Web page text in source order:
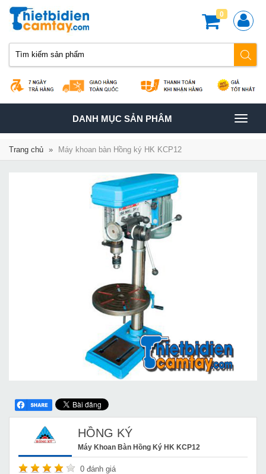
0
TOGGLE
NAVIGATION
DANH MỤC SẢN PHÂM
Trang chủ » Máy khoan bàn Hồng ký HK KCP12
HỒNG KÝ
Máy Khoan Bàn Hồng Ký HK KCP12
0 đánh giá